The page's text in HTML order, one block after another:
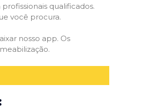
qualificados.
você procura.
nosso app. Os